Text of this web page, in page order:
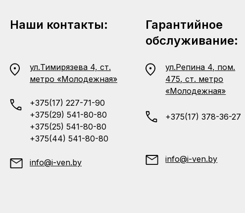
Наши контакты:
ул.Тимирязева 4, ст.
метро «Молодежная»
+375(17) 227-71-90
+375(29) 541-80-80
+375(25) 541-80-80
+375(44) 541-80-80
info@i-ven.by
Гарантийное
обслуживание:
ул.Репина 4, пом.
475, ст. метро
«Молодежная»
+375(17) 378-36-27
info@i-ven.by